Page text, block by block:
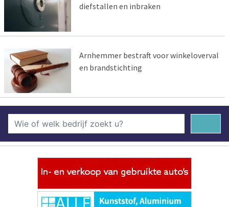
diefstallen en inbraken
Arnhemmer bestraft voor winkeloverval
en brandstichting